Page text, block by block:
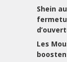
Shein
Les